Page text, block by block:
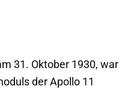
31. Oktober 1930, war
der Apollo 11